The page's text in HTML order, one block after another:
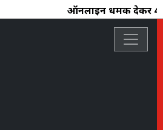
ऑनलाइन धमकी देकर 4